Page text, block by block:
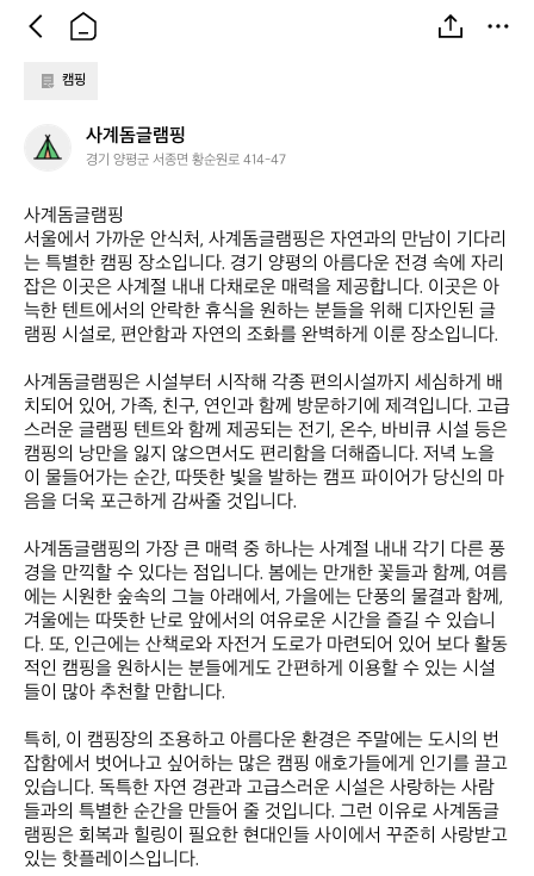
캠핑
계
글
램
핑
사계돔글램핑
경기 양평군 서종면 황순원로 414-47
사계돔글램핑
서울에서 가까운 안식처, 사계돔글램핑은 자연과의 만남이 기다리
는 특별한 캠핑 장소입니다. 경기 양평의 아름다운 전경 속에 자리
잡은 이곳은 사계절 내내 다채로운 매력을 제공합니다. 이곳은 아
늑한 텐트에서의 안락한 휴식을 원하는 분들을 위해 디자인된 글
램핑 시설로, 편안함과 자연의 조화를 완벽하게 이룬 장소입니다.
사계돔글램핑은 시설부터 시작해 각종 편의시설까지 세심하게 배
치되어 있어, 가족, 친구, 연인과 함께 방문하기에 제격입니다. 고급
스러운 글램핑 텐트와 함께 제공되는 전기, 온수, 바비큐 시설 등은
캠핑의 낭만을 잃지 않으면서도 편리함을 더해줍니다. 저녁 노을
이 물들어가는 순간, 따뜻한 빛을 발하는 캠프 파이어가 당신의 마
음을 더욱 포근하게 감싸줄 것입니다.
사계돔글램핑의 가장 큰 매력 중 하나는 사계절 내내 각기 다른 풍
경을 만끽할 수 있다는 점입니다. 봄에는 만개한 꽃들과 함께, 여름
에는 시원한 숲속의 그늘 아래에서, 가을에는 단풍의 물결과 함께,
겨울에는 따뜻한 난로 앞에서의 여유로운 시간을 즐길 수 있습니
다. 또, 인근에는 산책로와 자전거 도로가 마련되어 있어 보다 활동
적인 캠핑을 원하시는 분들에게도 간편하게 이용할 수 있는 시설
들이 많아 추천할 만합니다.
특히, 이 캠핑장의 조용하고 아름다운 환경은 주말에는 도시의 번
잡함에서 벗어나고 싶어하는 많은 캠핑 애호가들에게 인기를 끌고
있습니다. 독특한 자연 경관과 고급스러운 시설은 사랑하는 사람
들과의 특별한 순간을 만들어 줄 것입니다. 그런 이유로 사계돔글
램핑은 회복과 힐링이 필요한 현대인들 사이에서 꾸준히 사랑받고
있는 핫플레이스입니다.